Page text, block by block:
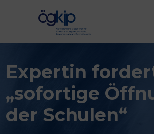
Expertin
„sofortige
der Schulen“